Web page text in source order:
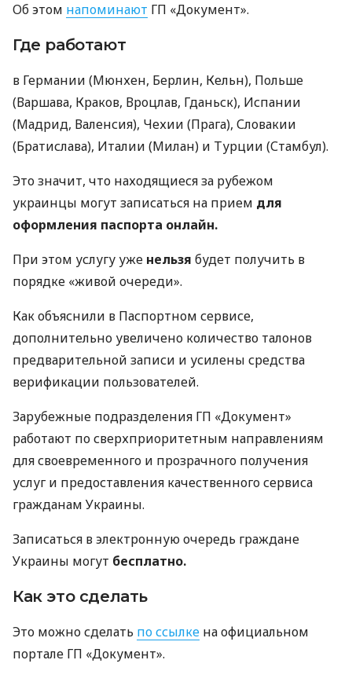
Об этом напоминают ГП «Документ».
Где работают
в Германии (Мюнхен, Берлин, Кельн), Польше
(Варшава, Краков, Вроцлав, Гданьск), Испании
(Мадрид, Валенсия), Чехии (Прага), Словакии
(Братислава), Италии (Милан) и Турции (Стамбул).
Это значит, что находящиеся за рубежом
украинцы могут записаться на прием для
оформления паспорта онлайн.
При этом услугу уже нельзя будет получить в
порядке «живой очереди».
Как объяснили в Паспортном сервисе,
дополнительно увеличено количество талонов
предварительной записи и усилены средства
верификации пользователей.
Зарубежные подразделения ГП «Документ»
работают по сверхприоритетным направлениям
для своевременного и прозрачного получения
услуг и предоставления качественного сервиса
гражданам Украины.
Записаться в электронную очередь граждане
Украины могут бесплатно.
Как это сделать
Это можно сделать по ссылке на официальном
портале ГП «Документ».